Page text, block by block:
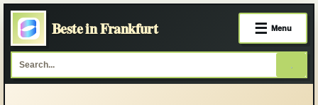
Beste in Frankfurt ☰ Menu